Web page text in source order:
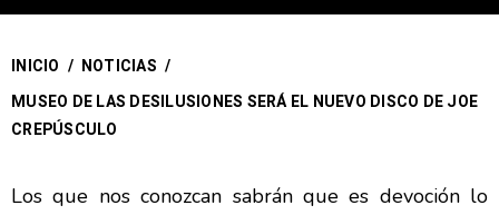
INICIO / NOTICIAS /
MUSEO DE LAS DESILUSIONES SERÁ EL NUEVO DISCO DE JOE
CREPÚSCULO
Los que nos conozcan sabrán que es devoción lo